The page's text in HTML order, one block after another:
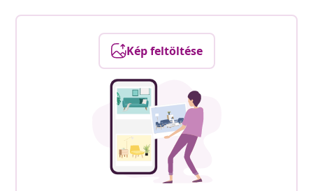
Kép feltöltése